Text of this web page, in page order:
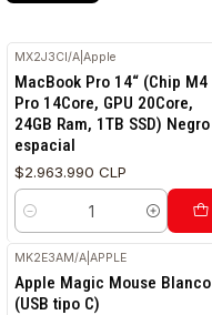
MX2J3CI/A |Apple
MacBook Pro 14“ (Chip M4
Pro 14Core, GPU 20Core,
24GB Ram, 1TB SSD) Negro
espacial
$2.963.990 CLP
Cantidad
MK2E3AM/A |APPLE
Apple Magic Mouse Blanco
(USB tipo C)